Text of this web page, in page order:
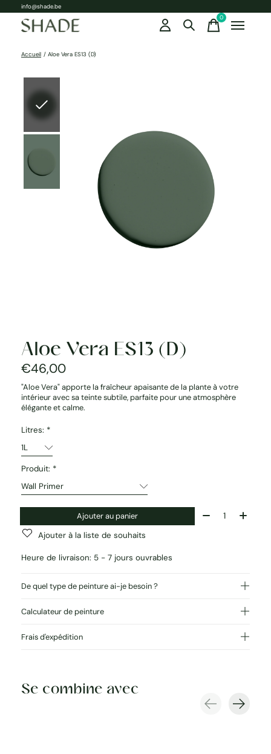
info@shade.be
0items
Accueil / Aloe Vera ES13 (D)
Aloe Vera ES13 (D)
€46,00
"Aloe Vera" apporte la fraîcheur apaisante de la plante à votre
intérieur avec sa teinte subtile, parfaite pour une atmosphère
élégante et calme.
Litres: *
Produit: *
Ajouter au panier Quantité:
Ajouter à la liste de souhaits
Heure de livraison: 5 - 7 jours ouvrables
De quel type de peinture ai-je besoin ?
Calculateur de peinture
Frais d'expédition
Se combine avec